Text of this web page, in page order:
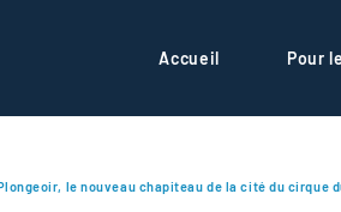
Accueil Pour
le nouveau chapiteau de la cité du cirque